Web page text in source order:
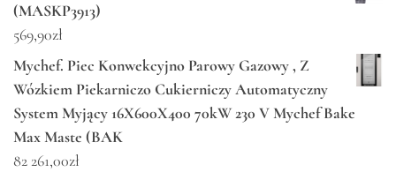
(MASKP3913)
569,90zł
Mychef. Piec Konwekcyjno Parowy Gazowy , Z
Wózkiem Piekarniczo Cukierniczy Automatyczny
System Myjący 16X600X400 70kW 230 V Mychef Bake
Max Maste (BAK
82 261,00zł